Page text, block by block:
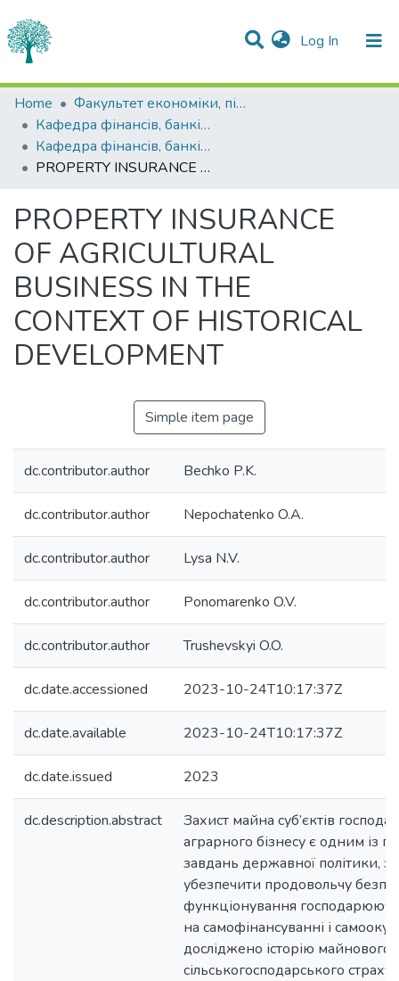
Log In (current)
Statistics
Communities & Collections
All of DSpace
Home
Факультет економіки, підприємництва та інформаційних технологій
Кафедра фінансів, банківської справи та страхування
Кафедра фінансів, банківської справи та страхування
PROPERTY INSURANCE OF AGRICULTURAL BUSINESS IN THE CONTEXT OF HISTORICAL DEVELOPMENT
PROPERTY INSURANCE
OF AGRICULTURAL
BUSINESS IN THE
CONTEXT OF HISTORICAL
DEVELOPMENT
Simple item page
dc.contributor.author Bechko P.K.
dc.contributor.author Nepochatenko O.A.
dc.contributor.author Lysa N.V.
dc.contributor.author Ponomarenko O.V.
dc.contributor.author Trushevskyi O.O.
dc.date.accessioned 2023-10-24T10:17:37Z
dc.date.available 2023-10-24T10:17:37Z
dc.date.issued 2023
dc.description.abstract
Захист майна суб’єктів
аграрного бізнесу є одним із
завдань державної політики,
убезпечити продовольчу
функціонування
на самофінансуванні і
досліджено історію майнового
сільськогосподарського